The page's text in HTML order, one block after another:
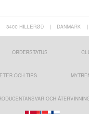
3400 HILLERØD | DANMARK |
ORDERSTATUS
OCH TIPS
OCH